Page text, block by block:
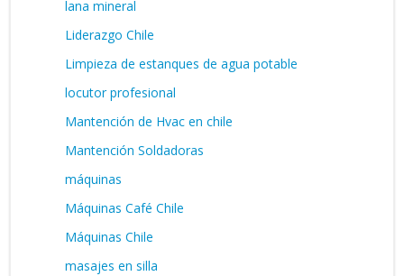
lana mineral
Liderazgo Chile
Limpieza de estanques de agua potable
locutor profesional
Mantención de Hvac en chile
Mantención Soldadoras
máquinas
Máquinas Café Chile
Máquinas Chile
masajes en silla